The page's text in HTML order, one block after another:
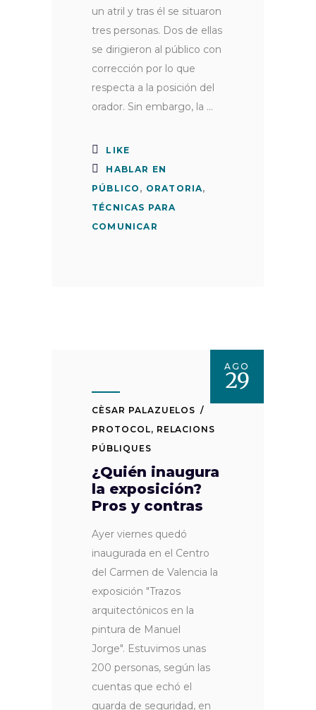
un atril y tras él se situaron
tres personas. Dos de ellas
se dirigieron al público con
corrección por lo que
respecta a la posición del
orador. Sin embargo, la
LIKE
HABLAR EN
PÚBLICO , ORATORIA,
TÉCNICAS PARA
COMUNICAR
AGO
29
CÈSAR PALAZUELOS
PROTOCOL, RELACIONS
PÚBLIQUES
¿Quién inaugura
la exposición?
Pros y contras
Ayer viernes quedó
inaugurada en el Centro
del Carmen de Valencia la
exposición "Trazos
arquitectónicos en la
pintura de Manuel
Jorge". Estuvimos unas
200 personas, según las
cuentas que echó el
guarda de seguridad, en